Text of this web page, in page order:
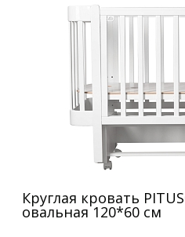
Круглая кровать
овальная 120*60 см